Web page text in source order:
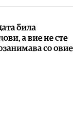
била
а вие не сте
со овие